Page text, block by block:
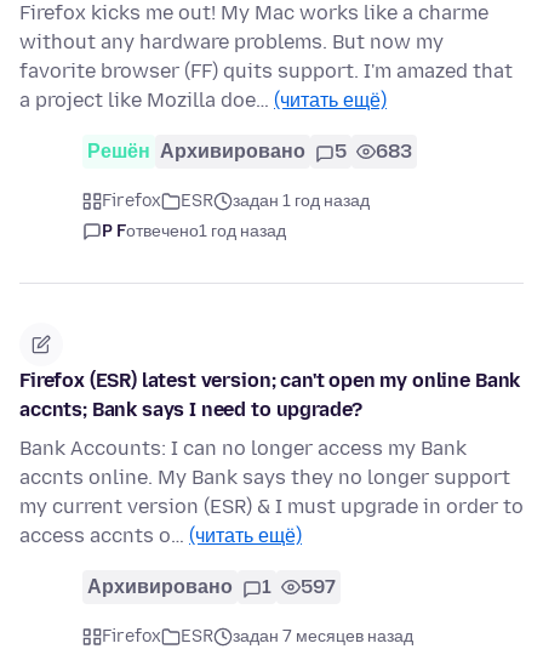
Firefox kicks me out! My Mac works like a charme
without any hardware problems. But now my
favorite browser (FF) quits support. I'm amazed that
a project like Mozilla doe… (читать ещё)
Решён Архивировано 5 683
Firefox ESR
задан 1 год назад
P Fотвечено1 год назад
Firefox (ESR) latest version; can't open my online Bank
accnts; Bank says I need to upgrade?
Bank Accounts: I can no longer access my Bank
accnts online. My Bank says they no longer support
my current version (ESR) & I must upgrade in order to
access accnts o… (читать ещё)
Архивировано 1 597
Firefox ESR
задан 7 месяцев назад